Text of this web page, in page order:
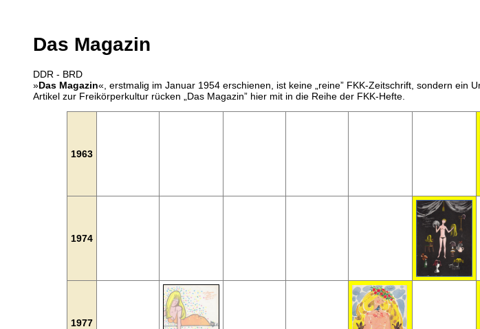
Das Magazin
DDR - BRD
»Das Magazin«, erstmalig im Januar 1954 erschienen, ist keine „reine” FKK-Zeitschrift, sondern
Artikel zur Freikörperkultur rücken „Das Magazin” hier mit in die Reihe der FKK-Hefte.
1963
1974
1977